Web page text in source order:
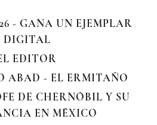
- GANA UN EJEMPLAR
DIGITAL
EDITOR
ABAD - EL ERMITAÑO
DE CHERNÓBIL Y SU
EN MÉXICO